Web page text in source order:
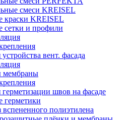
смеси KREISEL
краски KREISEL
сетки и профили
вент. фасада
мембраны
швов на фасаде
герметики
полиэтилена